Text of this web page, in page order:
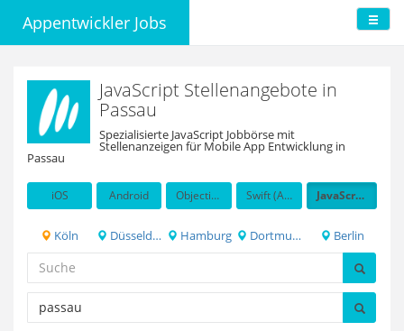
Appentwickler Jobs
JavaScript Stellenangebote in
Passau
Spezialisierte JavaScript Jobbörse mit
Stellenanzeigen für Mobile App Entwicklung in
Passau
iOS Android Objective-C Swift (Apple programming language) JavaScript
Köln Düsseldorf Hamburg Dortmund Berlin